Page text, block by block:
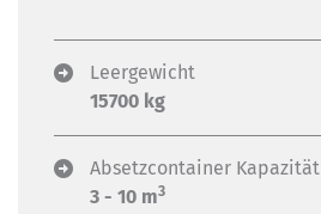
Leergewicht
15700 kg
Absetzcontainer Kapazität
3 - 10 m3